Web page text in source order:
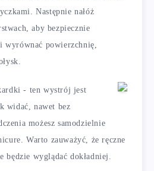
Następnie nałóż
aby bezpiecznie
wyrównać powierzchnię,
- ten wystrój jest
widać, nawet bez
możesz samodzielnie
Warto zauważyć, że ręczne
będzie wyglądać dokładniej.